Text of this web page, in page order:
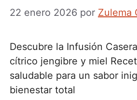
22 enero 2026 por Zulema
Descubre la Infusión
cítrico jengibre y miel
saludable para un sabor
bienestar total